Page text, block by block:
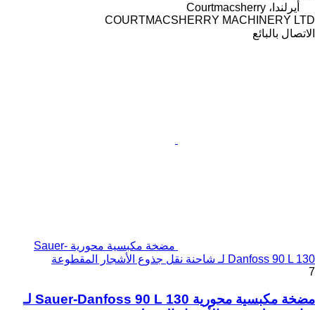
أيرلندا، Courtmacsherry
COURTMACSHERRY MACHINERY LTD
الاتصال بالبائع
مضخة مكبسية محورية Sauer-
Danfoss 90 L 130 لـ شاحنة نقل جذوع الأشجار المقطوعة
7
مضخة مكبسية محورية Sauer-Danfoss 90 L 130 لـ